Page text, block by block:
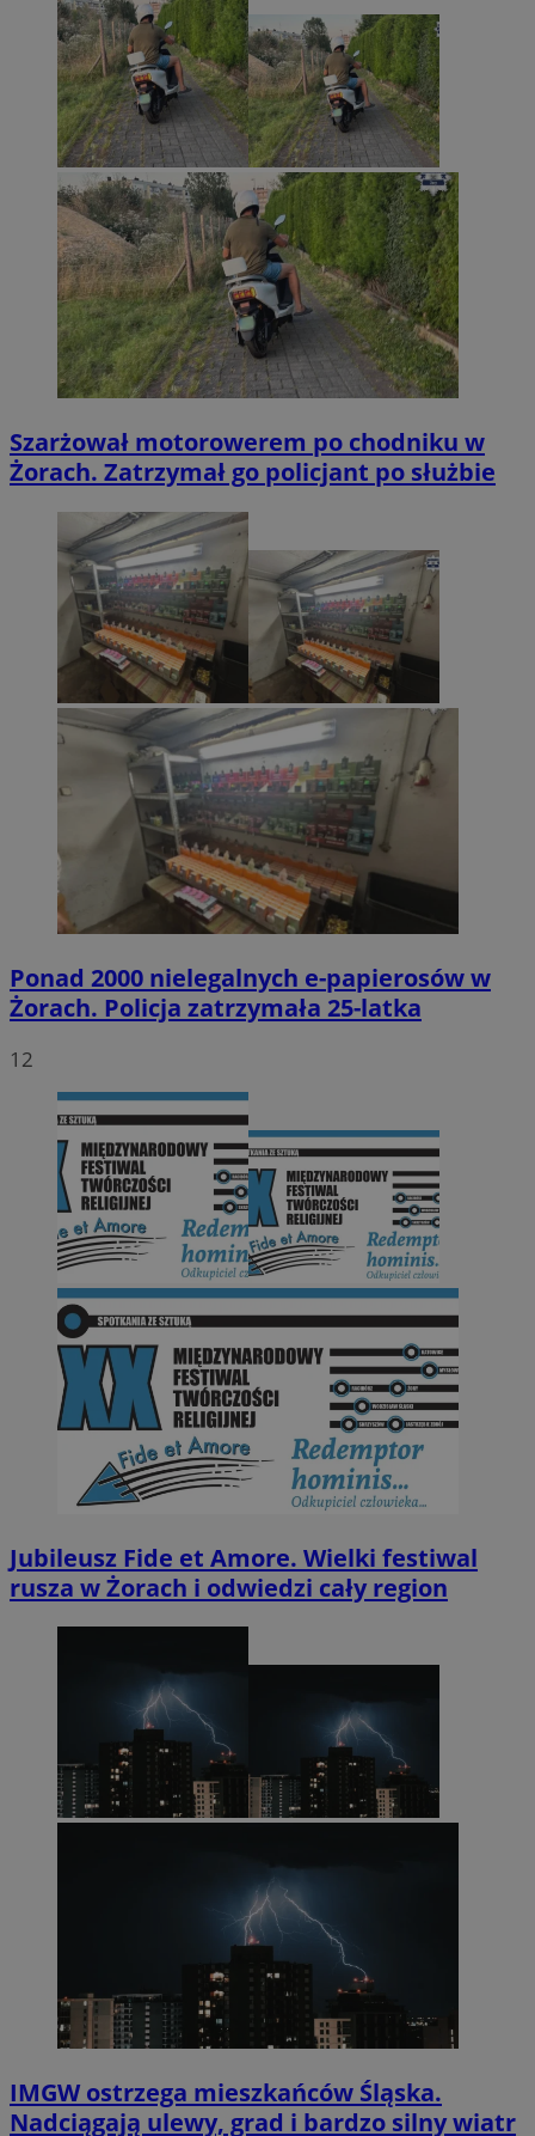
Szarżował motorowerem po chodniku w
Żorach. Zatrzymał go policjant po służbie
Ponad 2000 nielegalnych e-papierosów w
Żorach. Policja zatrzymała 25-latka
12
Jubileusz Fide et Amore. Wielki festiwal
rusza w Żorach i odwiedzi cały region
IMGW ostrzega mieszkańców Śląska.
Nadciągają ulewy, grad i bardzo silny wiatr